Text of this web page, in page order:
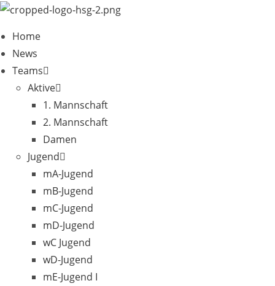
Zum
springen
Home
News
Teams
Aktive
1. Mannschaft
2. Mannschaft
Damen
Jugend
mA-Jugend
mB-Jugend
mC-Jugend
mD-Jugend
wC Jugend
wD-Jugend
mE-Jugend I